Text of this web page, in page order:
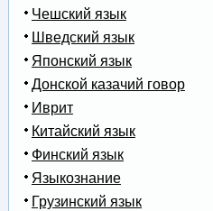
Чешский язык
Шведский язык
Японский язык
Донской казачий говор
Иврит
Китайский язык
Финский язык
Языкознание
Грузинский язык